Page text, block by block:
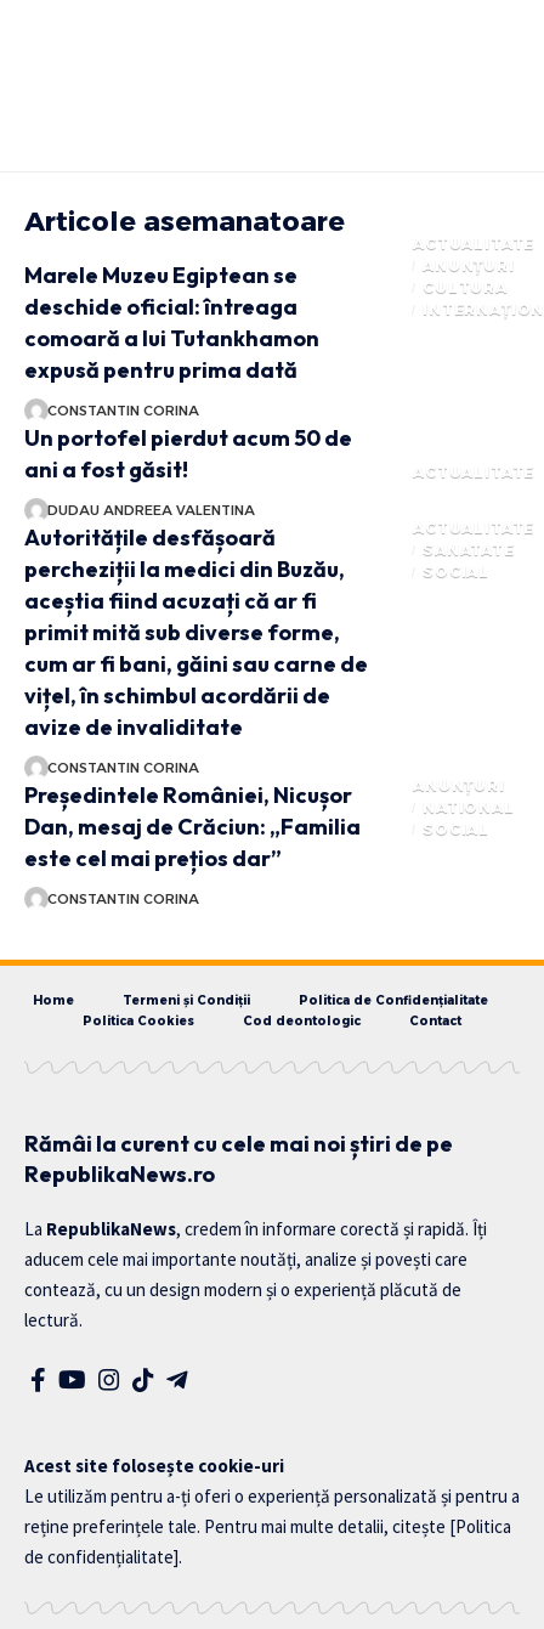
Articole asemanatoare
ACTUALITATE
ANUNȚURI
CULTURA
Marele Muzeu Egiptean se
deschide oficial: întreaga
comoară a lui Tutankhamon
expusă pentru prima dată
CONSTANTIN CORINA
ACTUALITATE
Un portofel pierdut acum 50 de
ani a fost găsit!
DUDAU ANDREEA VALENTINA
ACTUALITATE
SANATATE
SOCIAL
Autoritățile desfășoară
percheziții la medici din Buzău,
aceștia fiind acuzați că ar fi
primit mită sub diverse forme,
cum ar fi bani, găini sau carne de
vițel, în schimbul acordării de
avize de invaliditate
CONSTANTIN CORINA
ANUNȚURI
NATIONAL
SOCIAL
Președintele României, Nicușor
Dan, mesaj de Crăciun: „Familia
este cel mai prețios dar”
CONSTANTIN CORINA
Home Termeni și Condiții
Politica de Confidențialitate
Politica Cookies
Cod deontologic Contact
Rămâi la curent cu cele mai noi știri de pe
RepublikaNews.ro
La RepublikaNews, credem în informare corectă și rapidă. Îți
aducem cele mai importante noutăți, analize și povești care
contează, cu un design modern și o experiență plăcută de
lectură.
Acest site folosește cookie-uri
Le utilizăm pentru a-ți oferi o experiență personalizată și pentru a
reține preferințele tale. Pentru mai multe detalii, citește [Politica
de confidențialitate].